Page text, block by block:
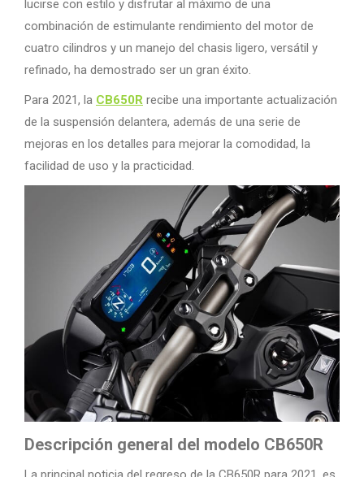
lucirse con estilo y disfrutar al máximo de una
combinación de estimulante rendimiento del motor de
cuatro cilindros y un manejo del chasis ligero, versátil y
refinado, ha demostrado ser un gran éxito.
Para 2021, la CB650R recibe una importante actualización
de la suspensión delantera, además de una serie de
mejoras en los detalles para mejorar la comodidad, la
facilidad de uso y la practicidad.
Descripción general del modelo CB650R